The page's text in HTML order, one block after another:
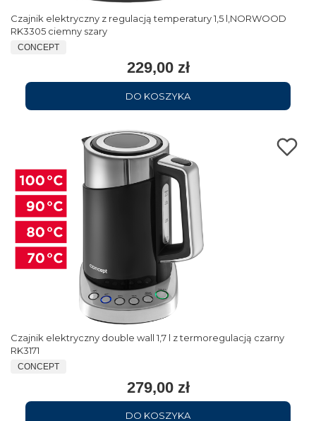
Czajnik elektryczny z regulacją temperatury 1,5 l,NORWOOD
RK3305 ciemny szary
CONCEPT
229,00 zł
DO KOSZYKA
Czajnik elektryczny double wall 1,7 l z termoregulacją czarny
RK3171
CONCEPT
279,00 zł
DO KOSZYKA